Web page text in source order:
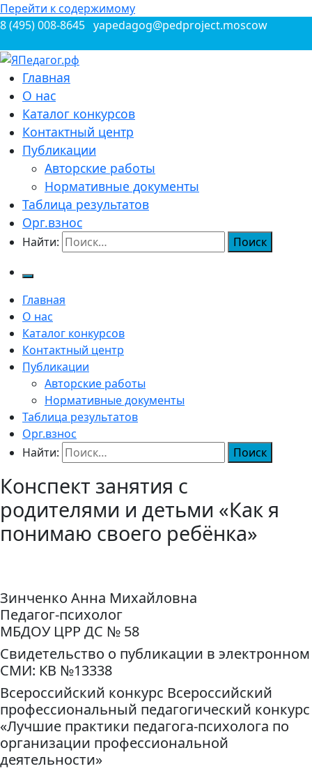
Перейти к содержимому
8 (495) 008-8645 yapedagog@pedproject.moscow
ЯПедагог.рф
Всероссийские конкурсы для педагогов
Главная
О нас
Каталог конкурсов
Контактный центр
Публикации
Авторские работы
Нормативные документы
Таблица результатов
Орг.взнос
Найти:
Главная
О нас
Каталог конкурсов
Контактный центр
Публикации
Авторские работы
Нормативные документы
Таблица результатов
Орг.взнос
Найти:
Конспект занятия с
родителями и детьми «Как я
понимаю своего ребёнка»
Зинченко Анна Михайловна
Педагог-психолог
МБДОУ ЦРР ДС № 58
Свидетельство о публикации в электронном
СМИ: КВ №13338
Всероссийский конкурс Всероссийский
профессиональный педагогический конкурс
«Лучшие практики педагога-психолога по
организации профессиональной
деятельности»